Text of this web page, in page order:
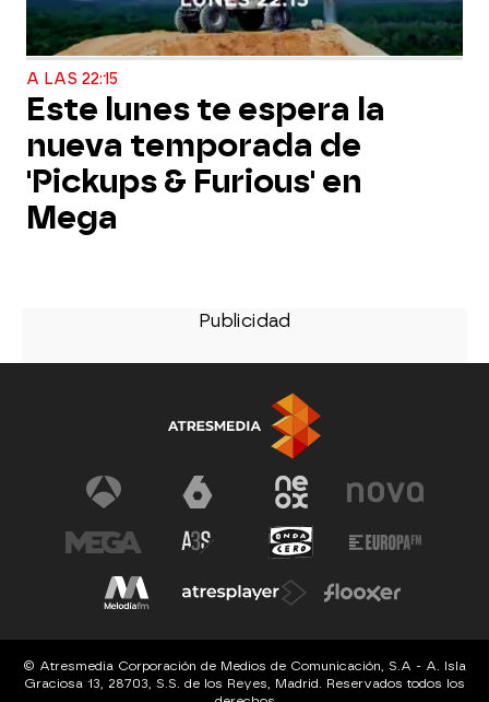
A LAS 22:15
Este lunes te espera la
nueva temporada de
'Pickups & Furious' en
Mega
© Atresmedia Corporación de Medios de Comunicación, S.A - A. Isla
Graciosa 13, 28703, S.S. de los Reyes, Madrid. Reservados todos los